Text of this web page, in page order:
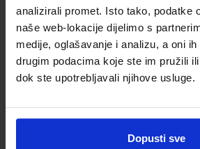
analizirali promet. Isto tako, podatke
naše web-lokacije dijelimo s
medije, oglašavanje i analizu, a oni
drugim podacima koje ste im pružili
dok ste upotrebljavali njihove usluge.
Dopusti sve